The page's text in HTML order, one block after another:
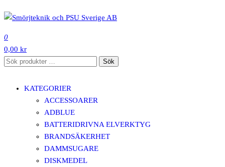
till
innehåll
0
0,00 kr
Sök
Sök
KATEGORIER
ACCESSOARER
ADBLUE
BATTERIDRIVNA ELVERKTYG
BRANDSÄKERHET
DAMMSUGARE
DISKMEDEL